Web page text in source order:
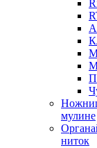
мулине
ниток